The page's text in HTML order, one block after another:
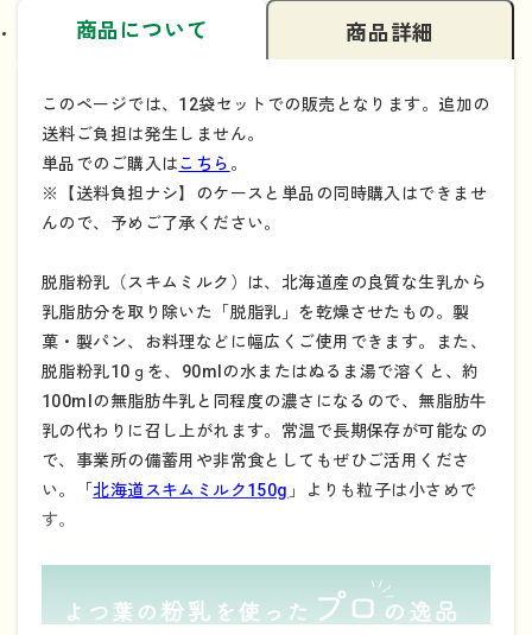
商品について 商品詳細
このページでは、12袋セットでの販売となります。追加の
送料ご負担は発生しません。
単品でのご購入はこちら 。
※【送料負担ナシ】のケースと単品の同時購入はできませ
んので、予めご了承ください。
脱脂粉乳（スキムミルク）は、北海道産の良質な生乳から
乳脂肪分を取り除いた「脱脂乳」を乾燥させたもの。製
菓・製パン、お料理などに幅広くご使用できます。また、
脱脂粉乳10ｇを、90mlの水またはぬるま湯で溶くと、約
100mlの無脂肪牛乳と同程度の濃さになるので、無脂肪牛
乳の代わりに召し上がれます。常温で長期保存が可能なの
で、事業所の備蓄用や非常食としてもぜひご活用くださ
い。「北海道スキムミルク150g 」よりも粒子は小さめで
す。